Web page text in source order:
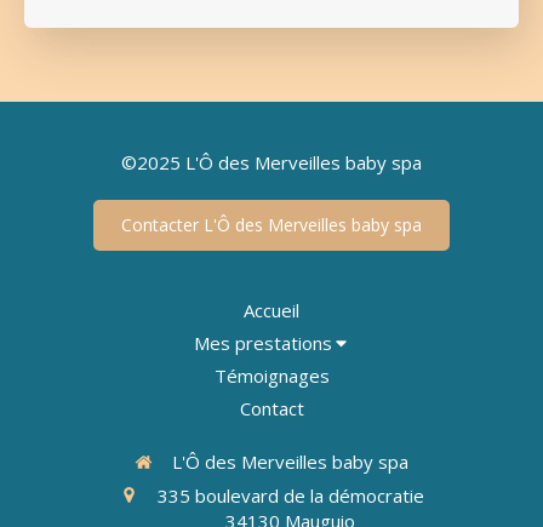
©2025 L'Ô des Merveilles baby spa
Contacter L'Ô des Merveilles baby spa
Accueil
Mes prestations
Témoignages
Contact
L'Ô des Merveilles baby spa
335 boulevard de la démocratie
34130 Mauguio